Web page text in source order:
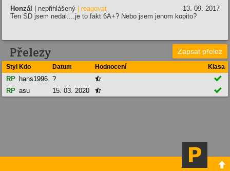
Honzál | nepřihlášený | reagovat
13. 09. 2017
Ten SD jsem nedal....je to fakt 6A+? Nebo jsem jenom kopito?
Přelezy Zapsat přelez
Styl Kdo Datum Hodnocení Klasa
RP hans1996 ? 

RP asu 15. 03. 2020  
